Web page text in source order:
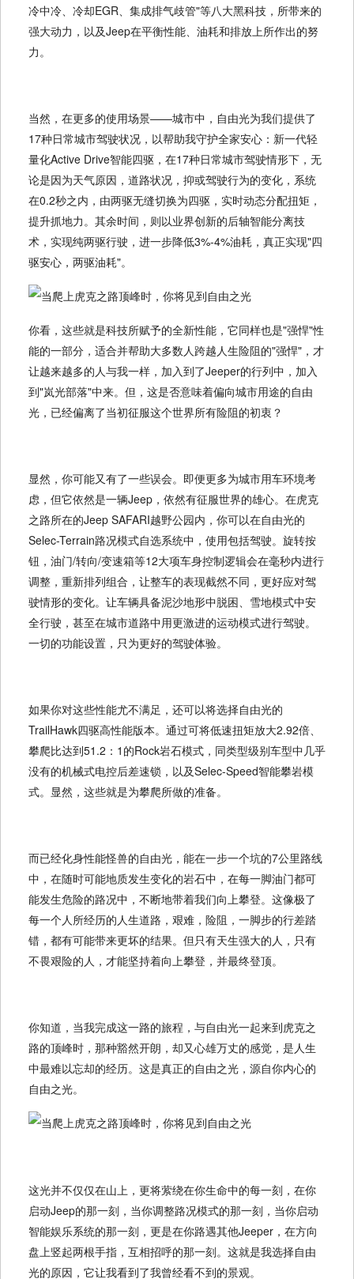
冷中冷、冷却EGR、集成排气歧管"等八大黑科技，所带来的
强大动力，以及Jeep在平衡性能、油耗和排放上所作出的努
力。
当然，在更多的使用场景——城市中，自由光为我们提供了
17种日常城市驾驶状况，以帮助我守护全家安心：新一代轻
量化Active Drive智能四驱，在17种日常城市驾驶情形下，无
论是因为天气原因，道路状况，抑或驾驶行为的变化，系统
在0.2秒之内，由两驱无缝切换为四驱，实时动态分配扭矩，
提升抓地力。其余时间，则以业界创新的后轴智能分离技
术，实现纯两驱行驶，进一步降低3%-4%油耗，真正实现"四
驱安心，两驱油耗"。
你看，这些就是科技所赋予的全新性能，它同样也是"强悍"性
能的一部分，适合并帮助大多数人跨越人生险阻的"强悍"，才
让越来越多的人与我一样，加入到了Jeeper的行列中，加入
到"岚光部落"中来。但，这是否意味着偏向城市用途的自由
光，已经偏离了当初征服这个世界所有险阻的初衷？
显然，你可能又有了一些误会。即便更多为城市用车环境考
虑，但它依然是一辆Jeep，依然有征服世界的雄心。在虎克
之路所在的Jeep SAFARI越野公园内，你可以在自由光的
Selec-Terrain路况模式自选系统中，使用包括驾驶。旋转按
钮，油门/转向/变速箱等12大项车身控制逻辑会在毫秒内进行
调整，重新排列组合，让整车的表现截然不同，更好应对驾
驶情形的变化。让车辆具备泥沙地形中脱困、雪地模式中安
全行驶，甚至在城市道路中用更激进的运动模式进行驾驶。
一切的功能设置，只为更好的驾驶体验。
如果你对这些性能尤不满足，还可以将选择自由光的
TrailHawk四驱高性能版本。通过可将低速扭矩放大2.92倍、
攀爬比达到51.2：1的Rock岩石模式，同类型级别车型中几乎
没有的机械式电控后差速锁，以及Selec-Speed智能攀岩模
式。显然，这些就是为攀爬所做的准备。
而已经化身性能怪兽的自由光，能在一步一个坑的7公里路线
中，在随时可能地质发生变化的岩石中，在每一脚油门都可
能发生危险的路况中，不断地带着我们向上攀登。这像极了
每一个人所经历的人生道路，艰难，险阻，一脚步的行差踏
错，都有可能带来更坏的结果。但只有天生强大的人，只有
不畏艰险的人，才能坚持着向上攀登，并最终登顶。
你知道，当我完成这一路的旅程，与自由光一起来到虎克之
路的顶峰时，那种豁然开朗，却又心雄万丈的感觉，是人生
中最难以忘却的经历。这是真正的自由之光，源自你内心的
自由之光。
这光并不仅仅在山上，更将萦绕在你生命中的每一刻，在你
启动Jeep的那一刻，当你调整路况模式的那一刻，当你启动
智能娱乐系统的那一刻，更是在你路遇其他Jeeper，在方向
盘上竖起两根手指，互相招呼的那一刻。这就是我选择自由
光的原因，它让我看到了我曾经看不到的景观。